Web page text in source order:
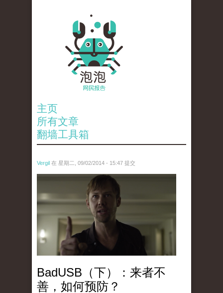
主页
所有文章
翻墙工具箱
Vergil 在 星期二, 09/02/2014 - 15:47 提交
图片来源：《纸牌屋》
BadUSB（下）：来者不
善，如何预防？